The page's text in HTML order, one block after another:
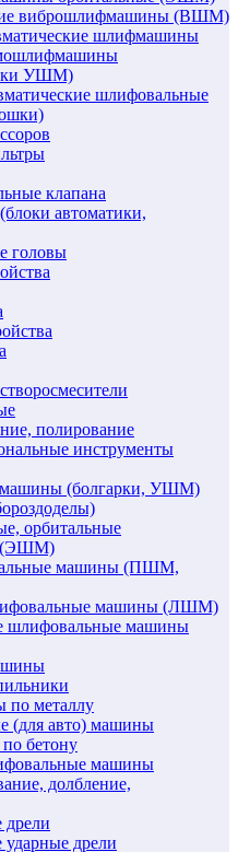
виброшлифмашины (ВШМ)
шлифмашины
УШМ)
шлифовальные
клапана
автоматики,
головы
полирование
инструменты
(болгарки, УШМ)
орбитальные
(ЭШМ)
машины (ПШМ,
машины (ЛШМ)
шлифовальные машины
по металлу
(для авто) машины
бетону
машины
долбление,
дрели
ударные дрели